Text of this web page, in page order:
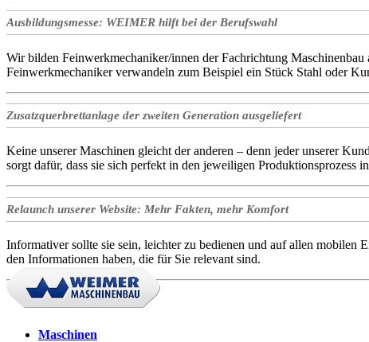
Ausbildungsmesse: WEIMER hilft bei der Berufswahl
Wir bilden Feinwerkmechaniker/innen der Fachrichtung
Feinwerkmechaniker verwandeln zum Beispiel ein Stück Stahl oder
Zusatzquerbrettanlage der zweiten Generation ausgeliefert
Keine unserer Maschinen gleicht der anderen – denn jeder unserer
sorgt dafür, dass sie sich perfekt in den jeweiligen Produktionsprozess
Relaunch unserer Website: Mehr Fakten, mehr Komfort
Informativer sollte sie sein, leichter zu bedienen und auf allen mobilen
den Informationen haben, die für Sie relevant sind.
Maschinen